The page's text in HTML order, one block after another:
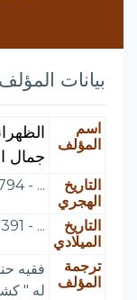
بيانات المؤلف
اسم
المؤلف
جمال
التاريخ
الهجري
... - 794
التاريخ
الميلادي
... - 1391
ترجمة
المؤلف
فقيه
له "